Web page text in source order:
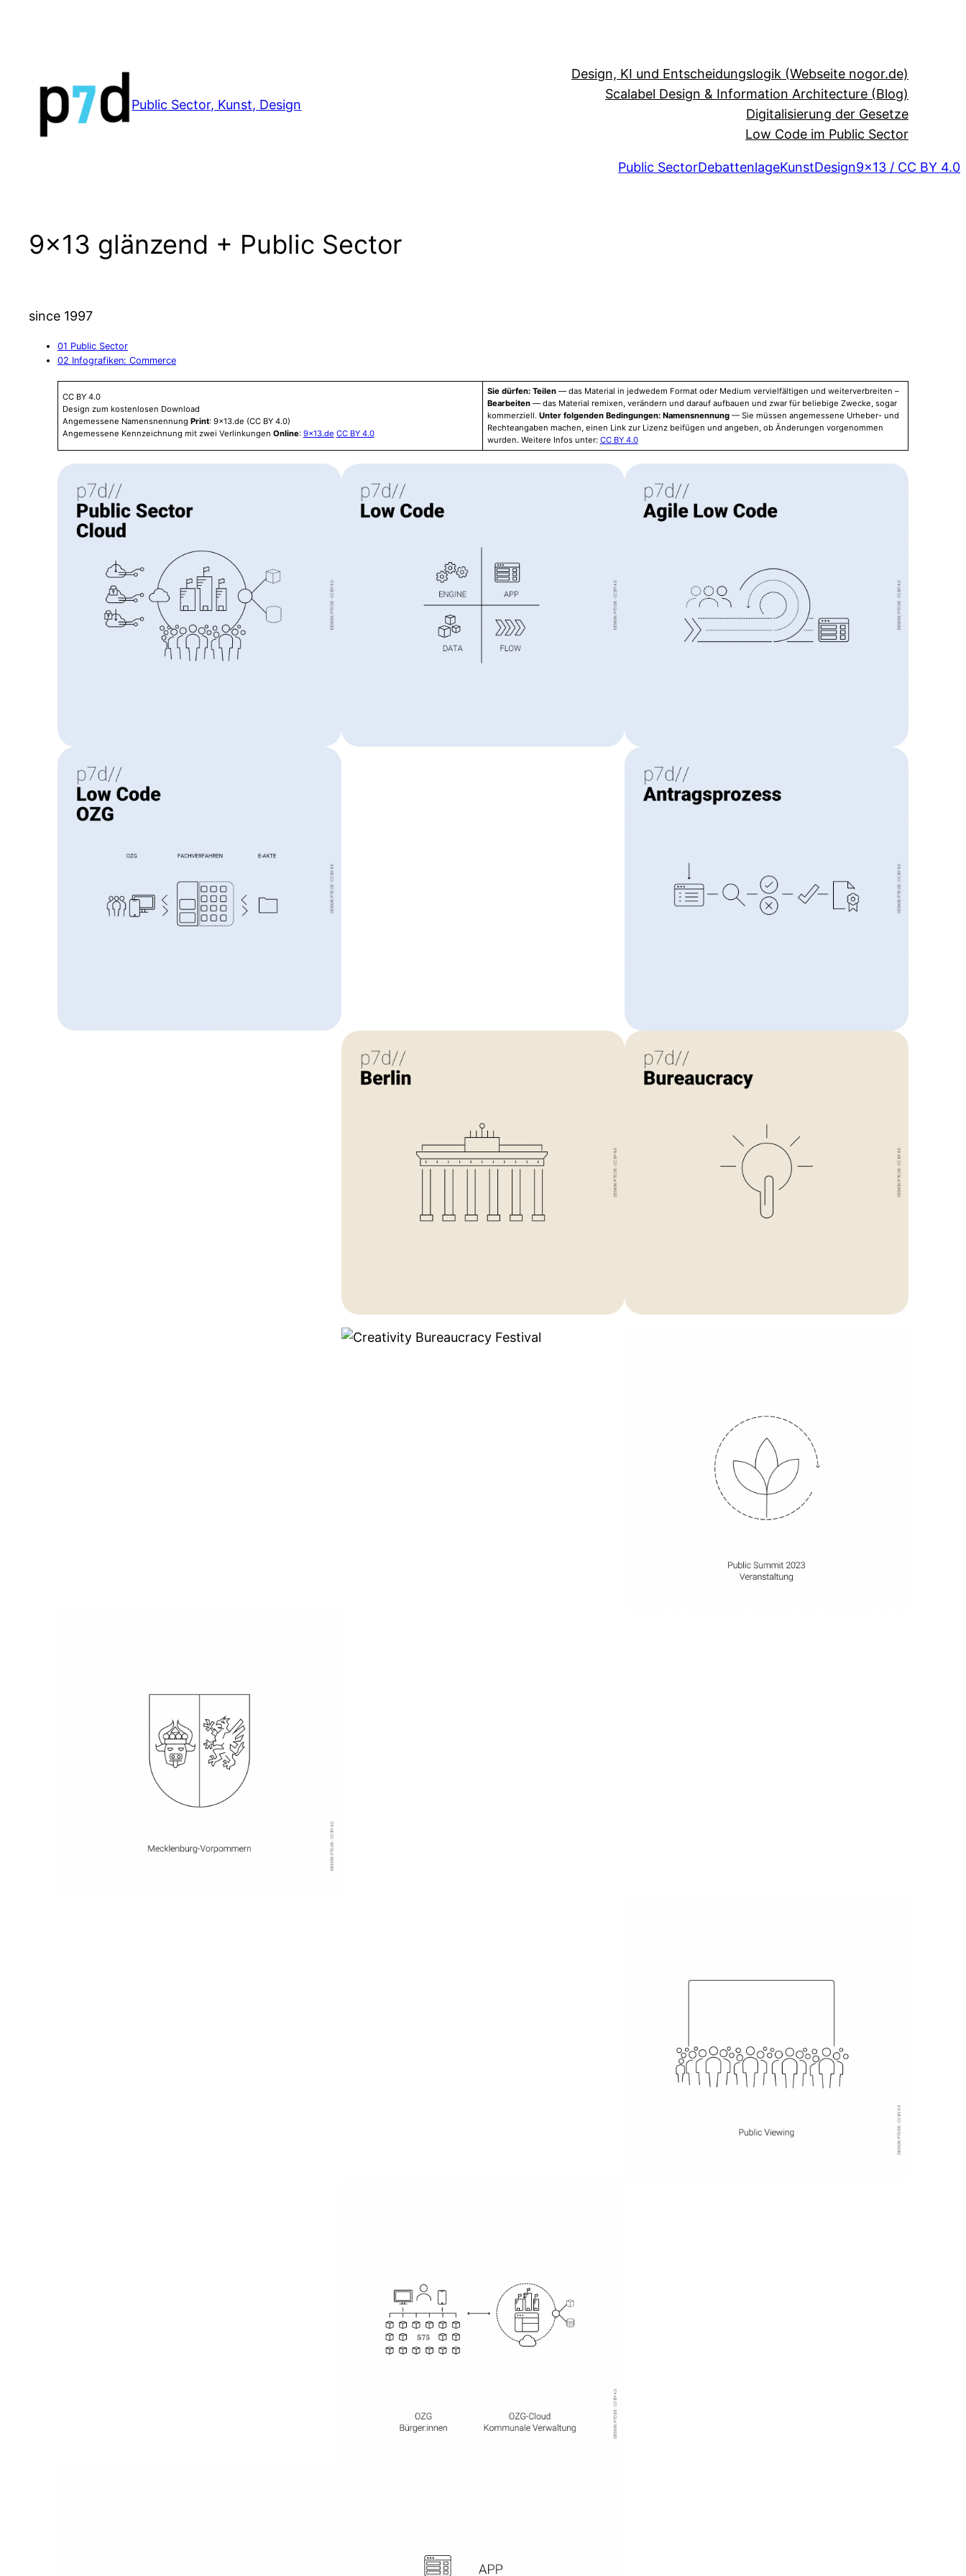
Public Sector, Kunst, Design
Design, KI und Entscheidungslogik (Webseite nogor.de)
Scalabel Design & Information Architecture (Blog)
Digitalisierung der Gesetze
Low Code im Public Sector
Public SectorDebattenlageKunstDesign9×13 / CC BY 4.0
9×13 glänzend + Public Sector
since 1997
01 Public Sector
02 Infografiken: Commerce
CC BY 4.0
Design zum kostenlosen Download
Angemessene Namensnennung Print: 9×13.de (CC BY 4.0)
Angemessene Kennzeichnung mit zwei Verlinkungen Online: 9×13.de CC BY 4.0
Sie dürfen: Teilen— das Material in jedwedem Format oder Medium vervielfältigen und weiterverbreiten –
Bearbeiten — das Material remixen, verändern und darauf aufbauen und zwar für beliebige Zwecke, sogar
kommerziell. Unter folgenden Bedingungen: Namensnennung— Sie müssen angemessene Urheber- und
Rechteangaben machen, einen Link zur Lizenz beifügen und angeben, ob Änderungen vorgenommen
wurden. Weitere Infos unter: CC BY 4.0